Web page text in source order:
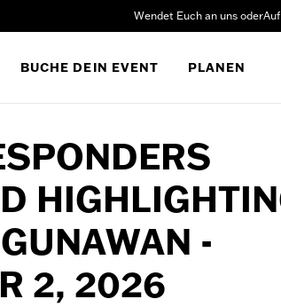
Wendet Euch an uns oder
BUCHE DEIN EVENT PLANEN
-
2, 2026